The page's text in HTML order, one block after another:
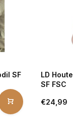
SF
LD
SF FSC
€24,99